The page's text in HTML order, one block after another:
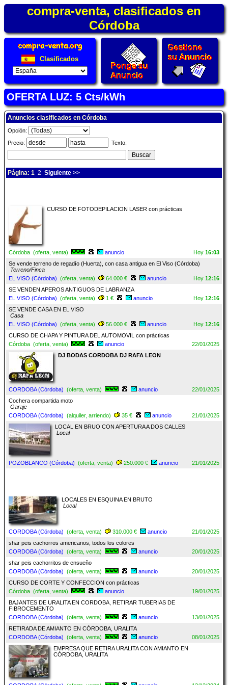
compra-venta, clasificados en
Córdoba
Clasificados
OFERTA LUZ: 5 Cts/kWh
Anuncios clasificados en Córdoba
Opción:
Precio:
Texto:
Página: 1 2 Siguiente >>
CURSO DE FOTODEPILACION LASER con prácticas
Córdoba (oferta, venta) anuncio Hoy 16:03
Se vende terreno de regadío (Huerta), con casa antigua en El Viso (Córdoba)
Terreno/Finca
EL VISO (Córdoba) (oferta, venta) 64.000 € anuncio Hoy 12:16
SE VENDEN APEROS ANTIGUOS DE LABRANZA
EL VISO (Córdoba) (oferta, venta) 1 € anuncio Hoy 12:16
SE VENDE CASA EN EL VISO
Casa
EL VISO (Córdoba) (oferta, venta) 56.000 € anuncio Hoy 12:16
CURSO DE CHAPA Y PINTURA DEL AUTOMOVIL con prácticas
Córdoba (oferta, venta)
anuncio
22/01/2025
DJ BODAS CORDOBA DJ RAFA LEON
CORDOBA (Córdoba) (oferta, venta) anuncio
22/01/2025
Cochera compartida moto
Garaje
CORDOBA (Córdoba) (alquiler, arriendo) 35 € anuncio
21/01/2025
LOCAL EN BRUO CON APERTURA A DOS CALLES
Local
POZOBLANCO (Córdoba) (oferta, venta) 250.000 € anuncio 21/01/2025
LOCALES EN ESQUINA EN BRUTO
Local
CORDOBA (Córdoba) (oferta, venta) 310.000 € anuncio
21/01/2025
shar peis cachorros americanos, todos los colores
CORDOBA (Córdoba) (oferta, venta) anuncio
20/01/2025
shar peis cachorritos de ensueño
CORDOBA (Córdoba) (oferta, venta) anuncio
20/01/2025
CURSO DE CORTE Y CONFECCION con prácticas
Córdoba (oferta, venta)
anuncio
19/01/2025
BAJANTES DE URALITA EN CORDOBA, RETIRAR TUBERIAS DE
FIBROCEMENTO
CORDOBA (Córdoba) (oferta, venta) anuncio
13/01/2025
RETIRADA DE AMIANTO EN CÓRDOBA, URALITA
CORDOBA (Córdoba) (oferta, venta) anuncio
08/01/2025
EMPRESA QUE RETIRA URALITA CON AMIANTO EN
CÓRDOBA, URALITA